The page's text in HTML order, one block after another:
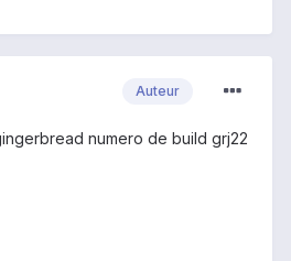
Auteur
numero de build grj22